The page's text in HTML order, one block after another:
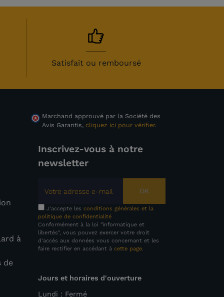
Satisfait ou remboursé
à
de
Marchand approuvé par la Société des
Avis Garantis, cliquez ici pour vérifier.
Inscrivez-vous à notre
newsletter
OK
J'accepte les conditions générales et la
politique de confidentialité
Conformément à la loi "informatique et
libertés", vous pouvez exercer votre droit
d'accès aux données vous concernant et les
faire rectifier en accédant à cette page.
Jours et horaires d'ouverture
Lundi : Fermé